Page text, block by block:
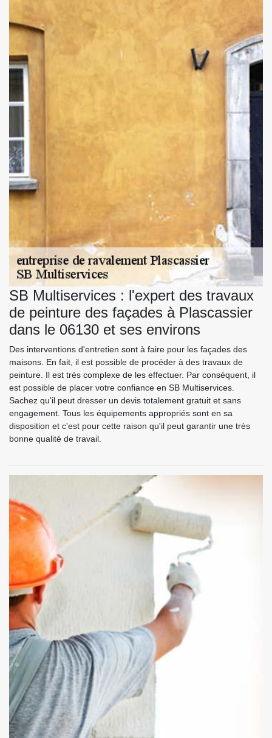
SB Multiservices : l'expert des travaux
de peinture des façades à Plascassier
dans le 06130 et ses environs
Des interventions d'entretien sont à faire pour les façades des
maisons. En fait, il est possible de procéder à des travaux de
peinture. Il est très complexe de les effectuer. Par conséquent, il
est possible de placer votre confiance en SB Multiservices.
Sachez qu'il peut dresser un devis totalement gratuit et sans
engagement. Tous les équipements appropriés sont en sa
disposition et c'est pour cette raison qu'il peut garantir une très
bonne qualité de travail.